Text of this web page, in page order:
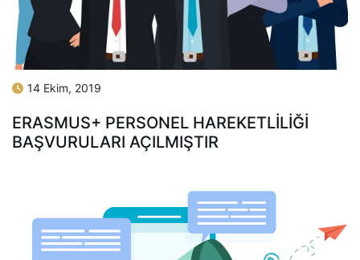
14 Ekim, 2019
ERASMUS+ PERSONEL HAREKETLİLİĞİ
BAŞVURULARI AÇILMIŞTIR